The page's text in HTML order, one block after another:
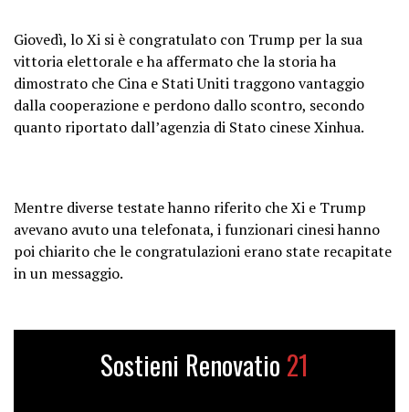
Giovedì, lo Xi si è congratulato con Trump per la sua
vittoria elettorale e ha affermato che la storia ha
dimostrato che Cina e Stati Uniti traggono vantaggio
dalla cooperazione e perdono dallo scontro, secondo
quanto riportato dall’agenzia di Stato cinese Xinhua.
Mentre diverse testate hanno riferito che Xi e Trump
avevano avuto una telefonata, i funzionari cinesi hanno
poi chiarito che le congratulazioni erano state recapitate
in un messaggio.
Sostieni Renovatio 21